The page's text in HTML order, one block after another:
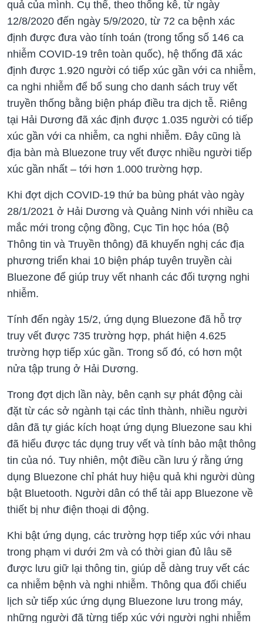
quả của mình. Cụ thể, theo thống kê, từ ngày
12/8/2020 đến ngày 5/9/2020, từ 72 ca bệnh xác
định được đưa vào tính toán (trong tổng số 146 ca
nhiễm COVID-19 trên toàn quốc), hệ thống đã xác
định được 1.920 người có tiếp xúc gần với ca nhiễm,
ca nghi nhiễm để bổ sung cho danh sách truy vết
truyền thống bằng biện pháp điều tra dịch tễ. Riêng
tại Hải Dương đã xác định được 1.035 người có tiếp
xúc gần với ca nhiễm, ca nghi nhiễm. Đây cũng là
địa bàn mà Bluezone truy vết được nhiều người tiếp
xúc gần nhất – tới hơn 1.000 trường hợp.
Khi đợt dịch COVID-19 thứ ba bùng phát vào ngày
28/1/2021 ở Hải Dương và Quảng Ninh với nhiều ca
mắc mới trong cộng đồng, Cục Tin học hóa (Bộ
Thông tin và Truyền thông) đã khuyến nghị các địa
phương triển khai 10 biện pháp tuyên truyền cài
Bluezone để giúp truy vết nhanh các đối tượng nghi
nhiễm.
Tính đến ngày 15/2, ứng dụng Bluezone đã hỗ trợ
truy vết được 735 trường hợp, phát hiện 4.625
trường hợp tiếp xúc gần. Trong số đó, có hơn một
nửa tập trung ở Hải Dương.
Trong đợt dịch lần này, bên cạnh sự phát động cài
đặt từ các sở ngành tại các tỉnh thành, nhiều người
dân đã tự giác kích hoạt ứng dụng Bluezone sau khi
đã hiểu được tác dụng truy vết và tính bảo mật thông
tin của nó. Tuy nhiên, một điều cần lưu ý rằng ứng
dụng Bluezone chỉ phát huy hiệu quả khi người dùng
bật Bluetooth. Người dân có thể tải app Bluezone về
thiết bị như điện thoại di động.
Khi bật ứng dụng, các trường hợp tiếp xúc với nhau
trong phạm vi dưới 2m và có thời gian đủ lâu sẽ
được lưu giữ lại thông tin, giúp dễ dàng truy vết các
ca nhiễm bệnh và nghi nhiễm. Thông qua đối chiếu
lịch sử tiếp xúc ứng dụng Bluezone lưu trong máy,
những người đã từng tiếp xúc với người nghi nhiễm